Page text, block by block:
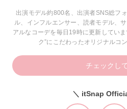
出演モデル約800名、出演者SNS総フ
ル、インフルエンサー、読者モデル、
アルなコーデを毎日19時に更新してい
ク”にこだわったオリジナルコ
チェックし
＼ itSnap